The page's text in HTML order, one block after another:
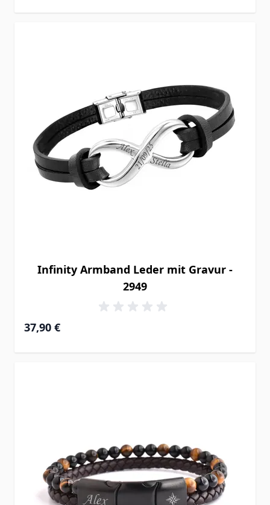
Infinity Armband Leder mit Gravur -
2949
37,90 €